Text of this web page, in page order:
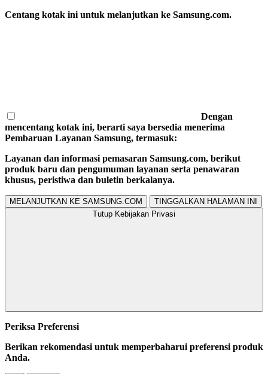
Centang kotak ini untuk melanjutkan ke Samsung.com.
Dengan
mencentang kotak ini, berarti saya bersedia menerima
Pembaruan Layanan Samsung, termasuk:
Layanan dan informasi pemasaran Samsung.com, berikut
produk baru dan pengumuman layanan serta penawaran
khusus, peristiwa dan buletin berkalanya.
MELANJUTKAN KE SAMSUNG.COM
TINGGALKAN HALAMAN INI
Tutup Kebijakan Privasi
Periksa Preferensi
Berikan rekomendasi untuk memperbaharui preferensi produk
Anda.